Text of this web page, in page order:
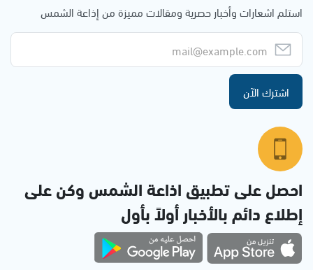
استلم اشعارات وأخبار حصرية ومقالات مميزة من إذاعة الشمس
اشترك الآن
احصل على تطبيق اذاعة الشمس وكن على
إطلاع دائم بالأخبار أولاً بأول